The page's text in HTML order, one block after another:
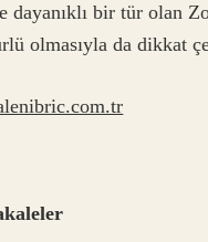
dayanıklı bir tür olan
olmasıyla da dikkat